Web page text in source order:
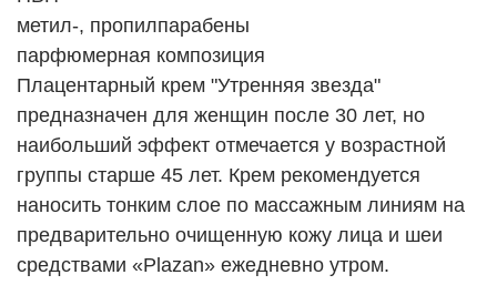
метил-, пропилпарабены
парфюмерная композиция
Плацентарный крем "Утренняя звезда"
предназначен для женщин после 30 лет, но
наибольший эффект отмечается у возрастной
группы старше 45 лет. Крем рекомендуется
наносить тонким слое по массажным линиям на
предварительно очищенную кожу лица и шеи
средствами «Plazan» ежедневно утром.